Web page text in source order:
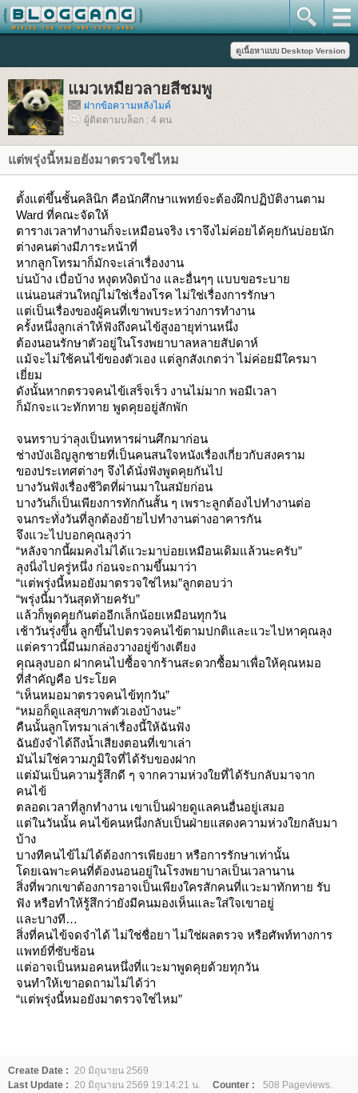
มวเหมียวลายสีชมพู
ฝากข้อความหลังไมค์
ผู้ติดตามบล็อก : 4 คน
ต่พรุ่งนี้หมอยังมาตรวจใช่ไหม
ตั้งแต่ขึ้นชั้นคลินิก คือนักศึกษาแพทย์จะต้องฝึกปฏิบัติงานตาม
Ward ที่คณะจัดให้
ตารางเวลาทำงานก็จะเหมือนจริง เราจึงไม่ค่อยได้คุยกันบ่อยนัก
ต่างคนต่างมีภาระหน้าที่
หากลูกโทรมาก็มักจะเล่าเรื่องงาน
บ่นบ้าง เบื่อบ้าง หงุดหงิดบ้าง และอื่นๆๆ แบบขอระบา
น่นอนส่วนใหญ่ไม่ใช่เรื่องโรค ไม่ใช่เรื่องการรักษา
ต่เป็นเรื่องของผู้คนที่เขาพบระหว่างการทำงาน
ครั้งหนึ่งลูกเล่าให้ฟังถึงคนไข้สูงอายุท่านหนึ่ง
ต้องนอนรักษาตัวอยู่ในโรงพยาบาลหลายสัปดาห์
ม้จะไม่ใช้คนไข้ของตัวเอง แต่ลูกสังเกตว่า ไม่ค่อยมีใครมา
เยี่ยม
ดังนั้นหากตรวจคนไข้เสร็จเร็ว งานไม่มาก พอมีเวลา
ก็มักจะแวะทักทาย พูดคุยอยู่สักพัก
จนทราบว่าลุงเป็นทหารผ่านศึกมาก่อน
ช่างบังเอิญลูกชายที่เป็นคนสนใจหนังเรื่องเกี่ยวกับสงคราม
ของประเทศต่างๆ จึงได้นั่งฟังพูดคุยกันไป
บางวันฟังเรื่องชีวิตที่ผ่านมาในสมัยก่อน
บางวันก็เป็นเพียงการทักกันสั้น ๆ เพราะลูกต้องไปทำงานต่อ
จนกระทั่งวันที่ลูกต้องย้ายไปทำงานต่างอาคารกัน
จึงแวะไปบอกคุณลุงว่า
“หลังจากนี้ผมคงไม่ได้แวะมาบ่อยเหมือนเดิมแล้วนะครับ”
ลุงนิ่งไปครู่หนึ่ง ก่อนจะถามขึ้นมาว่า
“แต่พรุ่งนี้หมอยังมาตรวจใช่ไหม”ลูกตอบว่า
“พรุ่งนี้มาวันสุดท้ายครับ”
ล้วก็พูดคุยกันต่ออีกเล็กน้อยเหมือนทุกวัน
เช้าวันรุ่งขึ้น ลูกขึ้นไปตรวจคนไข้ตามปกติและแวะไปหาคุณลุง
ต่คราวนี้มีนมกล่องวางอยู่ข้างเตียง
คุณลุงบอก ฝากคนไปซื้อจากร้านสะดวกซื้อมาเพื่อให้คุณหมอ
ที่สำคัญคือ ประโยค
“เห็นหมอมาตรวจคนไข้ทุกวัน”
“หมอก็ดูแลสุขภาพตัวเองบ้างนะ”
คืนนั้นลูกโทรมาเล่าเรื่องนี้ให้ฉันฟัง
ฉันยังจำได้ถึงน้ำเสียงตอนที่เขาเล่า
มันไม่ใช่ความภูมิใจที่ได้รับของฝาก
ต่มันเป็นความรู้สึกดี ๆ จากความห่วงใยที่ได้รับกลับมาจาก
คนไข้
ตลอดเวลาที่ลูกทำงาน เขาเป็นฝ่ายดูแลคนอื่นอยู่เสมอ
ต่ในวันนั้น คนไข้คนหนึ่งกลับเป็นฝ่ายแสดงความห่วงใยกลับมา
บ้าง
บางทีคนไข้ไม่ได้ต้องการเพียงยา หรือการรักษาเท่านั้น
ดยเฉพาะคนที่ต้องนอนอยู่ในโรงพยาบาลเป็นเวลานาน
สิ่งที่พวกเขาต้องการอาจเป็นเพียงใครสักคนที่แวะมาทักทาย รับ
ฟัง หรือทำให้รู้สึกว่ายังมีคนมองเห็นและใส่ใจเขาอยู่
ละบางที
สิ่งที่คนไข้จดจำได้ ไม่ใช่ชื่อยา ไม่ใช่ผลตรวจ หรือศัพท์ทางการ
พทย์ที่ซับซ้อน
ต่อาจเป็นหมอคนหนึ่งที่แวะมาพูดคุยด้วยทุกวัน
จนทำให้เขาอดถามไม่ได้ว่า
“แต่พรุ่งนี้หมอยังมาตรวจใช่ไหม”
Create Date : 20 มิถุนายน 2569
Last Update : 20 มิถุนายน 2569 19:14:21 น. Counter :
508 Pageviews.